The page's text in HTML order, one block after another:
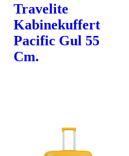
Travelite
Kabinekuffert
Pacific Gul 55
Cm.